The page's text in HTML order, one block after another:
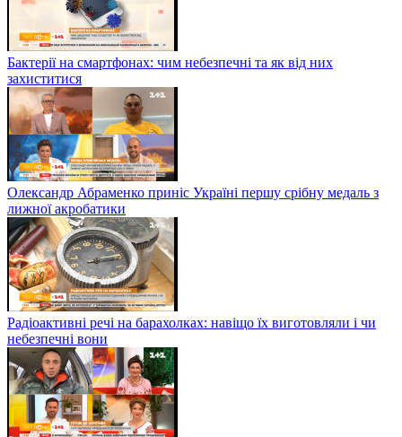
Бактерії на смартфонах: чим небезпечні та як від них
захиститися
Олександр Абраменко приніс Україні першу срібну медаль з
лижної акробатики
Радіоактивні речі на барахолках: навіщо їх виготовляли і чи
небезпечні вони